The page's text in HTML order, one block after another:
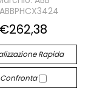
€262,38
Rapida
Confronta